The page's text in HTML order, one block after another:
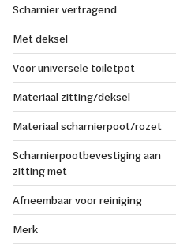
Scharnier vertragend
Met deksel
Voor universele toiletpot
Materiaal zitting/deksel
Materiaal scharnierpoot/rozet
Scharnierpootbevestiging aan
zitting met
Afneembaar voor reiniging
Merk